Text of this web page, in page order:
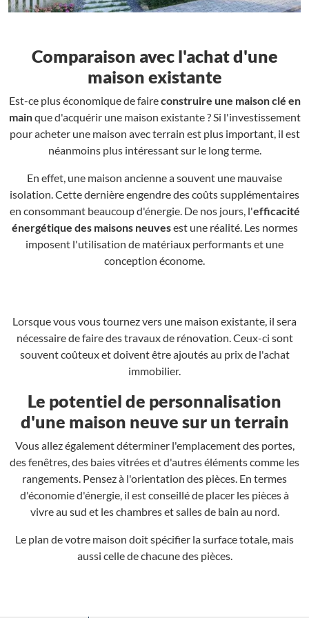
Comparaison avec l'achat d'une
maison existante
Est-ce plus économique de faireconstruire une maison clé en
mainque d'acquérir une maison existante ? Si l'investissement
pour acheter une maison avec terrain est plus important, il est
néanmoins plus intéressant sur le long terme.
En effet, une maison ancienne a souvent une mauvaise
isolation. Cette dernière engendre des coûts supplémentaires
en consommant beaucoup d'énergie. De nos jours, l'efficacité
énergétique des maisons neuvesest une réalité. Les normes
imposent l'utilisation de matériaux performants et une
conception économe.
Lorsque vous vous tournez vers une maison existante, il sera
nécessaire de faire des travaux de rénovation. Ceux-ci sont
souvent coûteux et doivent être ajoutés au prix de l'achat
immobilier.
Le potentiel de personnalisation
d'une maison neuve sur un terrain
Vous allez également déterminer l'emplacement des portes,
des fenêtres, des baies vitrées et d'autres éléments comme les
rangements. Pensez à l'orientation des pièces. En termes
d'économie d'énergie, il est conseillé de placer les pièces à
vivre au sud et les chambres et salles de bain au nord.
Le plan de votre maison doit spécifier la surface totale, mais
aussi celle de chacune des pièces.